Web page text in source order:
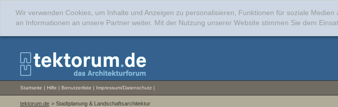
Wir verwenden Cookies, um Inhalte und Anzeigen zu personalisieren, Funktionen für soziale
an Informationen an unsere Partner weiter. Mit der Nutzung unserer Website stimmen Sie dem
Startseite | Hilfe | Benutzerliste | Impressum/Datenschutz |
tektorum.de > Stadtplanung & Landschaftsarchitektur